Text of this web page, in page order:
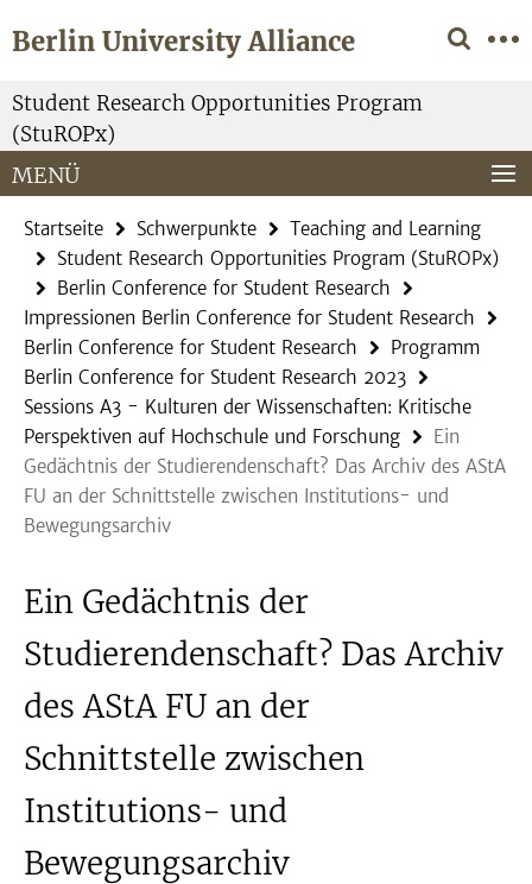
direkt
Inhalt
Berlin University Alliance
Service-
Navigation
Student Research Opportunities Program
(StuROPx)
MENÜ
Startseite Schwerpunkte
Teaching and Learning
Student Research Opportunities Program (StuROPx)
Berlin Conference for Student Research
Impressionen Berlin Conference for Student Research
Berlin Conference for Student Research
Programm
Berlin Conference for Student Research 2023
Sessions A3 - Kulturen der Wissenschaften: Kritische
Perspektiven auf Hochschule und Forschung
Ein
Gedächtnis der Studierendenschaft? Das Archiv des AStA
FU an der Schnittstelle zwischen Institutions- und
Bewegungsarchiv
Ein Gedächtnis der
Studierendenschaft? Das Archiv
des AStA FU an der
Schnittstelle zwischen
Institutions- und
Bewegungsarchiv